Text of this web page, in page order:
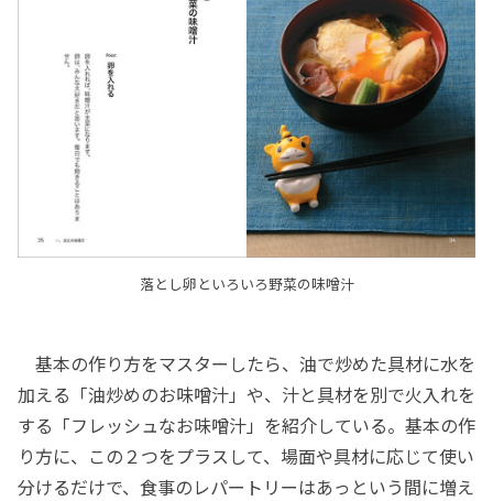
落とし卵といろいろ野菜の味噌汁
基本の作り方をマスターしたら、油で炒めた具材に水を
加える「油炒めのお味噌汁」や、汁と具材を別で火入れを
する「フレッシュなお味噌汁」を紹介している。基本の作
り方に、この２つをプラスして、場面や具材に応じて使い
分けるだけで、食事のレパートリーはあっという間に増え